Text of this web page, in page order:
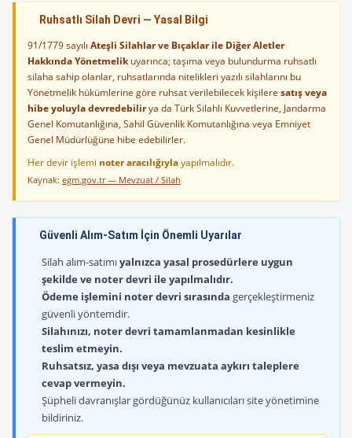
Ruhsatlı Silah Devri — Yasal Bilgi
91/1779 sayılı Ateşli Silahlar ve Bıçaklar ile Diğer Aletler
Hakkında Yönetmelikuyarınca; taşıma veya bulundurma ruhsatlı
silaha sahip olanlar, ruhsatlarında nitelikleri yazılı silahlarını bu
Yönetmelik hükümlerine göre ruhsat verilebilecek kişilere satış veya
hibe yoluyla devredebilirya da Türk Silahlı Kuvvetlerine, Jandarma
Genel Komutanlığına, Sahil Güvenlik Komutanlığına veya Emniyet
Genel Müdürlüğüne hibe edebilirler.
Her devir işlemi noter aracılığıylayapılmalıdır.
Kaynak: egm.gov.tr — Mevzuat / Silah
Güvenli Alım-Satım İçin Önemli Uyarılar
Silah alım-satımıyalnızca yasal prosedürlere uygun
şekilde ve noter devri ile yapılmalıdır.
Ödeme işlemini noter devri sırasında gerçekleştirmeniz
güvenli yöntemdir.
Silahınızı, noter devri tamamlanmadan kesinlikle
teslim etmeyin.
Ruhsatsız, yasa dışı veya mevzuata aykırı taleplere
cevap vermeyin.
Şüpheli davranışlar gördüğünüz kullanıcıları site yönetimine
bildiriniz.